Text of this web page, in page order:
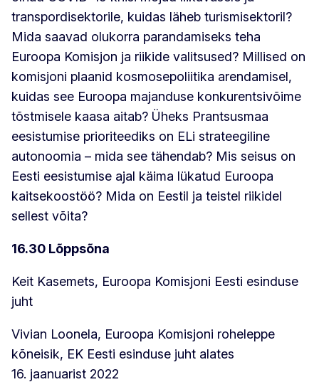
transpordisektorile, kuidas läheb turismisektoril?
Mida saavad olukorra parandamiseks teha
Euroopa Komisjon ja riikide valitsused? Millised on
komisjoni plaanid kosmosepoliitika arendamisel,
kuidas see Euroopa majanduse konkurentsivõime
tõstmisele kaasa aitab? Üheks Prantsusmaa
eesistumise prioriteediks on ELi strateegiline
autonoomia – mida see tähendab? Mis seisus on
Eesti eesistumise ajal käima lükatud Euroopa
kaitsekoostöö? Mida on Eestil ja teistel riikidel
sellest võita?
16.30 Lõppsõna
Keit Kasemets, Euroopa Komisjoni Eesti esinduse
juht
Vivian Loonela, Euroopa Komisjoni roheleppe
kõneisik, EK Eesti esinduse juht alates
16. jaanuarist 2022